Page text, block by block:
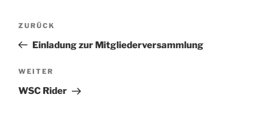
Beitragsnavigation
Vorheriger
Beitrag
ZURÜCK
Einladung zur Mitgliederversammlung
Nächster
Beitrag
WEITER
WSC Rider